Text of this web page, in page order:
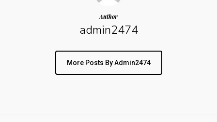
Author
admin2474
More Posts By Admin2474